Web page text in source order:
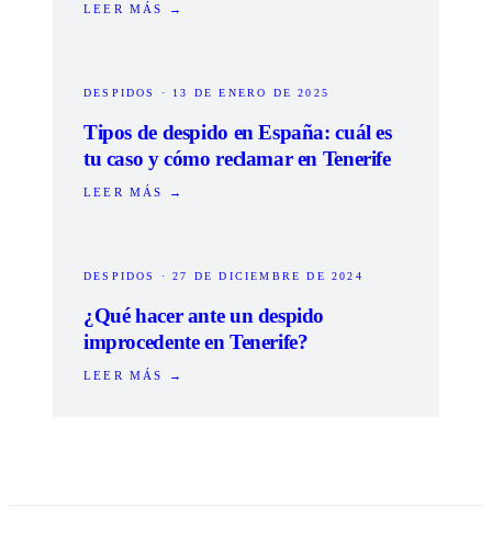
LEER MÁS →
DESPIDOS · 13 DE ENERO DE 2025
Tipos de despido en España: cuál es
tu caso y cómo reclamar en Tenerife
LEER MÁS →
DESPIDOS ·27 DE DICIEMBRE DE 2024
¿Qué hacer ante un despido
improcedente en Tenerife?
LEER MÁS →